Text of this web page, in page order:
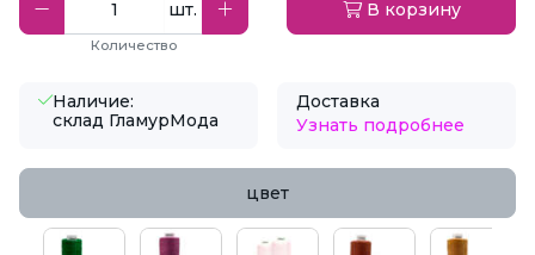
шт.
Количество
В корзину
Наличие:
склад ГламурМода
Доставка
Узнать подробнее
цвет